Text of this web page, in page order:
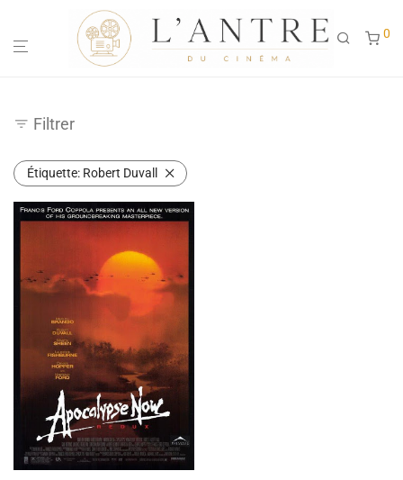
0
Filtrer
Étiquette: Robert Duvall